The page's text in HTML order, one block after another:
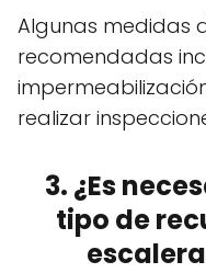
Algunas medidas
recomendadas
realizar
3. ¿Es
tipo de